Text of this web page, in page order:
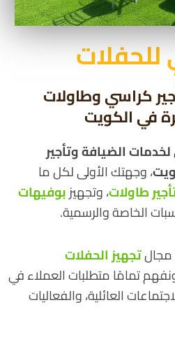
للحفلات
كراسي وطاولات
في الكويت
لخدمات الضيافة وتأجير
، وجهتك الأولى لكل ما
طاولات، وتجهيزبوفيهات
الخاصة والرسمية.
مجالتجهيز الحفلات
تمامًا متطلبات العملاء في
العائلية، والفعاليات